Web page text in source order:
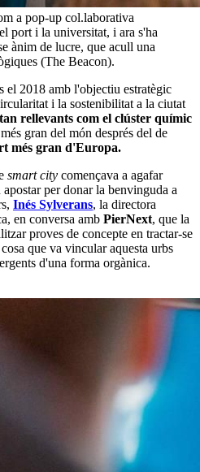
a pop-up col.laborativa
port i la universitat, i ara s'ha
ànim de lucre, que acull una
(The Beacon).
el 2018 amb l'objectiu estratègic
i la sostenibilitat a la ciutat
rellevants com el clúster químic
gran del món després del de
més gran d'Europa.
smart city començava a agafar
per donar la benvinguda a
Inés Sylverans, la directora
en conversa amb PierNext, que la
proves de concepte en tractar-se
que va vincular aquesta urbs
d'una forma orgànica.